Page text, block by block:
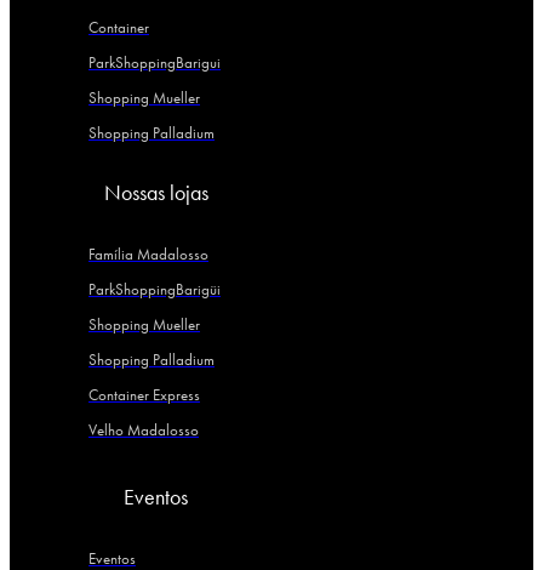
Container
ParkShoppingBarigui
Shopping Mueller
Shopping Palladium
Nossas lojas
Família Madalosso
ParkShoppingBarigüi
Shopping Mueller
Shopping Palladium
Container Express
Velho Madalosso
Eventos
Eventos